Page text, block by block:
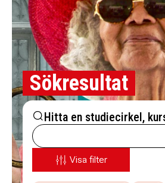
Sökresultat
Hitta en studiecirkel,
Visa filter